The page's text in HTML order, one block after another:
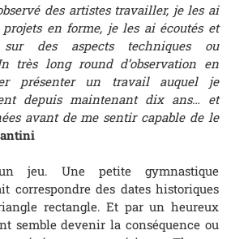
des artistes travailler, je les ai
en forme, je les ai écoutés et
sur des aspects techniques ou
très long round d’observation en
présenter un travail auquel je
depuis maintenant dix ans… et
avant de me sentir capable de le
jeu. Une petite gymnastique
correspondre des dates historiques
rectangle. Et par un heureux
semble devenir la conséquence ou